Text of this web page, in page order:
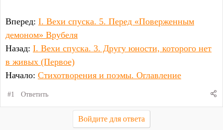
Вперед: I. Вехи спуска. 5. Перед «Поверженным
демоном» Врубеля
Назад: I. Вехи спуска. 3. Другу юности, которого нет
в живых (Первое)
Начало: Стихотворения и поэмы. Оглавление
#1 Ответить
Войдите для ответа